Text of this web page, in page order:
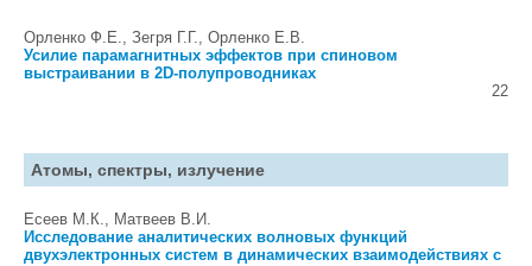
Орленко Ф.Е., Зегря Г.Г., Орленко Е.В.
Усилие парамагнитных эффектов при спиновом
выстраивании в 2D-полупроводниках
22
Атомы, спектры, излучение
Есеев М.К., Матвеев В.И.
Исследование аналитических волновых функций
двухэлектронных систем в динамических взаимодействиях с